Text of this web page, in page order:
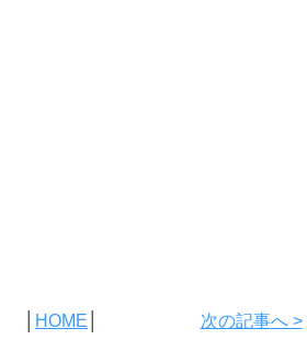
HOME 次の記事へ >